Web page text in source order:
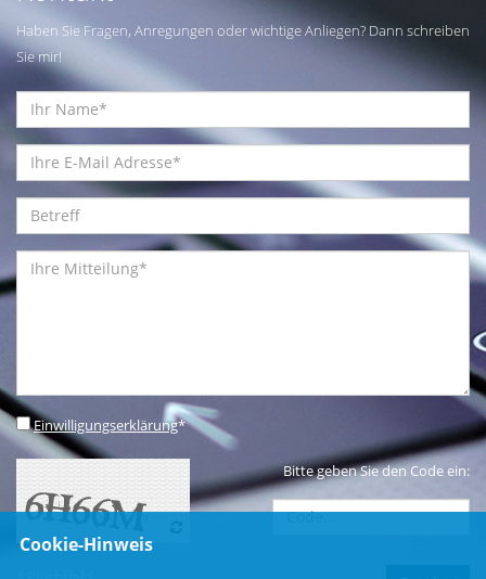
Haben Sie Fragen, Anregungen oder wichtige Anliegen? Dann schreiben
Sie mir!
Einwilligungserklärung*
Bitte geben Sie den Code ein:
Cookie-Hinweis